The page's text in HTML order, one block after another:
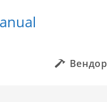
Вендор